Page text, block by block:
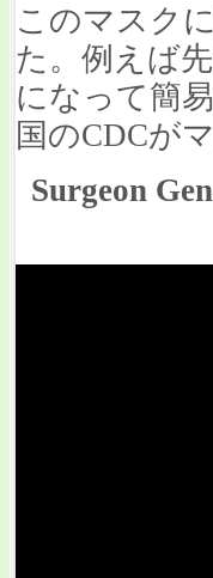
このマスク
た。例えば
になって簡
国のCDCが
Surgeon